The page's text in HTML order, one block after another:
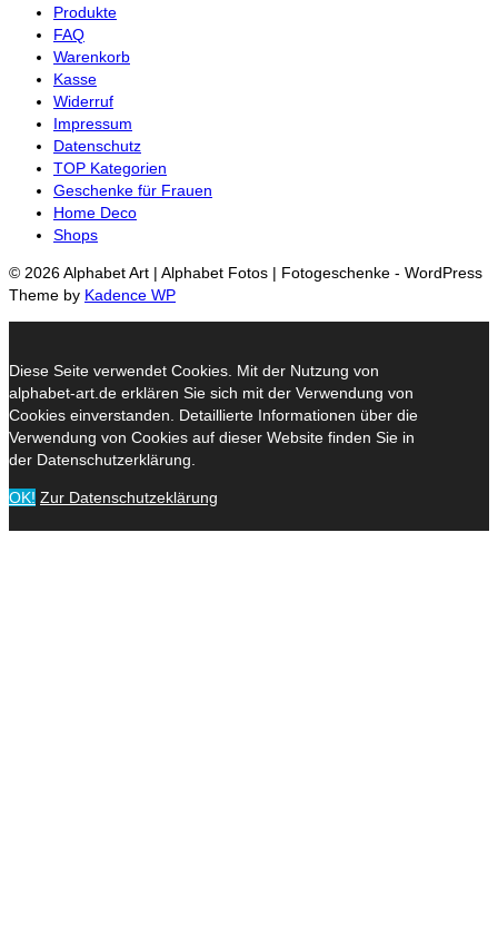
Produkte
FAQ
Warenkorb
Kasse
Widerruf
Impressum
Datenschutz
TOP Kategorien
Geschenke für Frauen
Home Deco
Shops
© 2026 Alphabet Art | Alphabet Fotos | Fotogeschenke - WordPress
Theme by Kadence WP
Diese Seite verwendet Cookies. Mit der Nutzung von
alphabet-art.de erklären Sie sich mit der Verwendung von
Cookies einverstanden. Detaillierte Informationen über die
Verwendung von Cookies auf dieser Website finden Sie in
der Datenschutzerklärung.
OK! Zur Datenschutzeklärung